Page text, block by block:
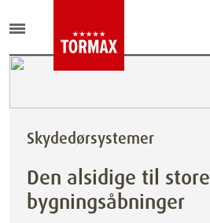
Skydedørsystemer
Den alsidige til store
bygningsåbninger